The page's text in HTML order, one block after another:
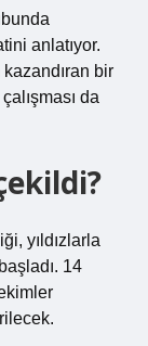
anlatıyor.
kazandıran bir
da
yıldızlarla
14